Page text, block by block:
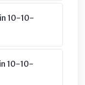
10-10-
10-10-